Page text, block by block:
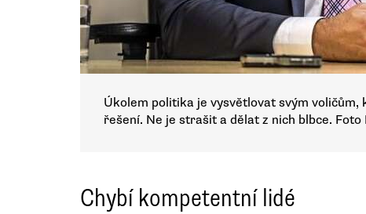
Úkolem politika je vysvětlovat svým
řešení. Ne je strašit a dělat z nich blbce. Foto
Chybí kompetentní lidé